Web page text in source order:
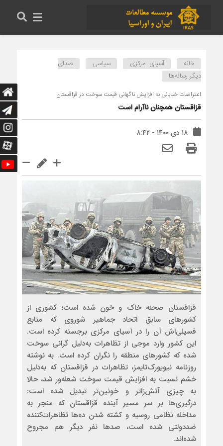
خانه آسیای مرکزی سیاسی
صدای
دیگر رسانه‌ها
اعتراضات خیابانی به افزایش ناگهانی قیمت سوخت در قزاقستان
قزاقستان همچنان ناآرام است
۱۸ دی ۱۴۰۰ - ۸:۴۲
قزاقستان صحنه خاک و خون شده است؛ کشوری از
کشورهای سابق اتحاد جماهیر شوروی که منابع
فسیلی‌‌اش آن را در آسیای مرکزی برجسته کرده است.
این کشور وارد موجی از تظاهرات به‌دلیل گرانی سوخت
شده که کشورهای منطقه را نگران کرده است. به نوشته
روزنامه نیویورک‌‌تایمز، تظاهرات در قزاقستان که به‌دلیل
خشم نسبت به افزایش قیمت سوخت شعله‌‌ور شد، حالا
به چیزی آتش‌‌زاتر و خونین‌‌تر تبدیل شده است:
درگیری‌ها بر سر مسیر آینده قزاقستان که منجر به
مداخله نظامی روسیه و کشته شدن ده‌ها تظاهرات‌کننده
ضددولتی شده است، صدها نفر دیگر هم مجروح
شده‌‌اند.